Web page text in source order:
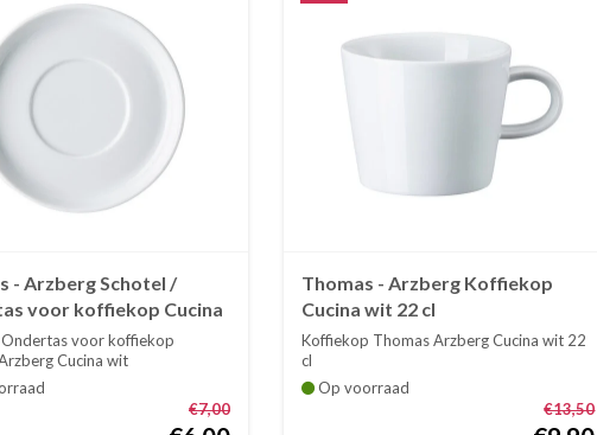
- Arzberg Schotel /
voor koffiekop Cucina
voor koffiekop
Cucina wit
€7,00
Thomas - Arzberg Koffiekop
Cucina wit 22 cl
Koffiekop Thomas Arzberg Cucina wit 22
cl
Op voorraad
€13,50